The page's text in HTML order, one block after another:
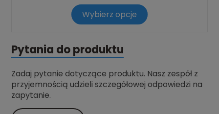
Wybierz opcje
Pytania do produktu
Zadaj pytanie dotyczące produktu. Nasz zespół z
przyjemnością udzieli szczegółowej odpowiedzi na
zapytanie.